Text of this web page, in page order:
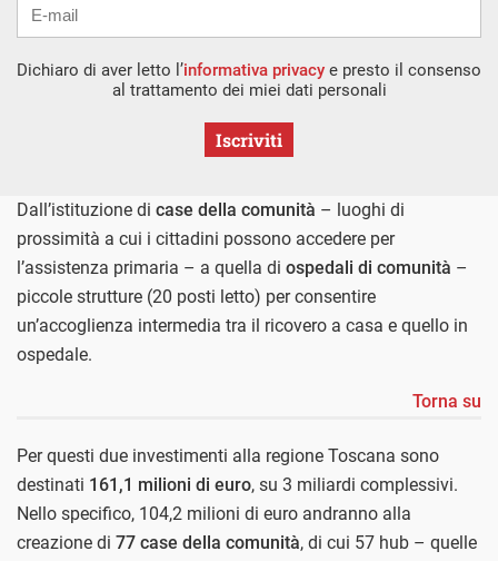
Dichiaro di aver letto l’informativa privacy e presto il consenso
al trattamento dei miei dati personali
Iscriviti
Dall’istituzione di case della comunità – luoghi di
prossimità a cui i cittadini possono accedere per
l’assistenza primaria – a quella di ospedali di comunità –
piccole strutture (20 posti letto) per consentire
un’accoglienza intermedia tra il ricovero a casa e quello in
ospedale.
Torna su
Per questi due investimenti alla regione Toscana sono
destinati 161,1 milioni di euro, su 3 miliardi complessivi.
Nello specifico, 104,2 milioni di euro andranno alla
creazione di 77 case della comunità, di cui 57 hub – quelle